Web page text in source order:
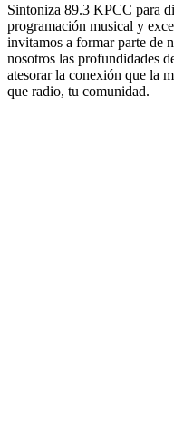
Sintoniza 89.3 KPCC para
programación musical y
invitamos a formar parte de
nosotros las profundidades
atesorar la conexión que la
que radio, tu comunidad.